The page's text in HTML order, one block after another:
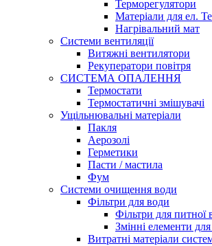
Терморегулятори
Матеріали для ел.
Нагрівальний мат
Системи вентиляції
Витяжні вентилятори
Рекуператори повітря
СИСТЕМА ОПАЛЕННЯ
Термостати
Термостатичні змішувачі
Ущільнювальні матеріали
Пакля
Аерозолі
Герметики
Пасти / мастила
Фум
Системи очищення води
Фільтри для води
Фільтри для питної
Змінні елементи для
Витратні матеріали